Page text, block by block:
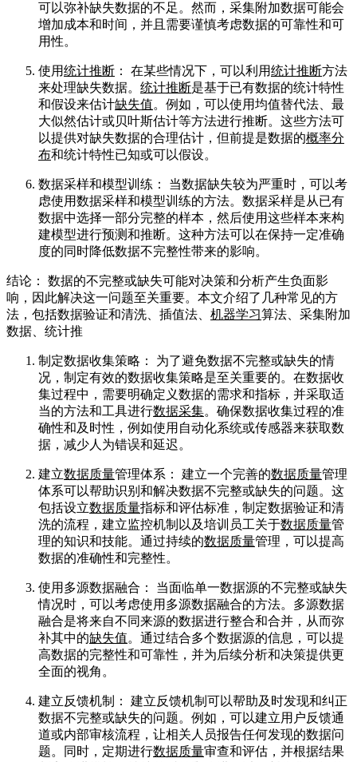
可以弥补缺失数据的不足。然而，采集附加数据可能会
增加成本和时间，并且需要谨慎考虑数据的可靠性和可
用性。
使用统计推断 ： 在某些情况下，可以利用统计推断方法
来处理缺失数据。 统计推断是基于已有数据的统计特性
和假设来估计缺失值。例如，可以使用均值替代法、最
大似然估计或贝叶斯估计等方法进行推断。这些方法可
以提供对缺失数据的合理估计，但前提是数据的概率分
布和统计特性已知或可以假设。
数据采样和模型训练： 当数据缺失较为严重时，可以考
虑使用数据采样和模型训练的方法。数据采样是从已有
数据中选择一部分完整的样本，然后使用这些样本来构
建模型进行预测和推断。这种方法可以在保持一定准确
度的同时降低数据不完整性带来的影响。
结论： 数据的不完整或缺失可能对决策和分析产生负面影
响，因此解决这一问题至关重要。本文介绍了几种常见的方
法，包括数据验证和清洗、插值法、 机器学习算法、采集附加
数据、统计推
制定数据收集策略： 为了避免数据不完整或缺失的情
况，制定有效的数据收集策略是至关重要的。在数据收
集过程中，需要明确定义数据的需求和指标，并采取适
当的方法和工具进行数据采集。确保数据收集过程的准
确性和及时性，例如使用自动化系统或传感器来获取数
据，减少人为错误和延迟。
建立数据质量管理体系： 建立一个完善的数据质量管理
体系可以帮助识别和解决数据不完整或缺失的问题。这
包括设立数据质量指标和评估标准，制定数据验证和清
洗的流程，建立监控机制以及培训员工关于数据质量管
理的知识和技能。通过持续的数据质量管理，可以提高
数据的准确性和完整性。
使用多源数据融合： 当面临单一数据源的不完整或缺失
情况时，可以考虑使用多源数据融合的方法。多源数据
融合是将来自不同来源的数据进行整合和合并，从而弥
补其中的缺失值。通过结合多个数据源的信息，可以提
高数据的完整性和可靠性，并为后续分析和决策提供更
全面的视角。
建立反馈机制： 建立反馈机制可以帮助及时发现和纠正
数据不完整或缺失的问题。例如，可以建立用户反馈通
道或内部审核流程，让相关人员报告任何发现的数据问
题。同时，定期进行数据质量审查和评估，并根据结果